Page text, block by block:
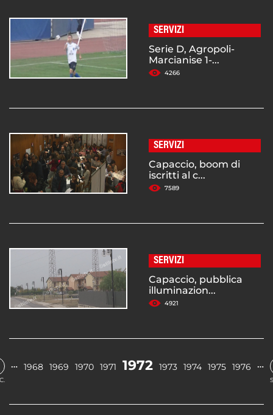
SERVIZI
Serie D, Agropoli-
Marcianise 1-...
4266
SERVIZI
Capaccio, boom di
iscritti al c...
7589
SERVIZI
Capaccio, pubblica
illuminazion...
4921
… 1968 1969 1970 1971 1972 1973 1974 1975 1976 …